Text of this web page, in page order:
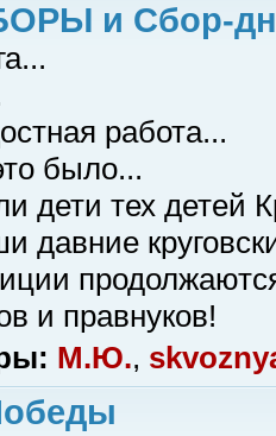
и Сбор-
работа...
было...
дети тех детей
давние
и правнуков!
М.Ю.,